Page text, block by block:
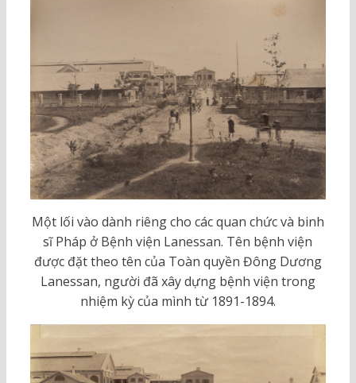
Một lối vào dành riêng cho các quan chức và binh
sĩ Pháp ở Bệnh viện Lanessan. Tên bệnh viện
được đặt theo tên của Toàn quyền Đông Dương
Lanessan, người đã xây dựng bệnh viện trong
nhiệm kỳ của mình từ 1891-1894.